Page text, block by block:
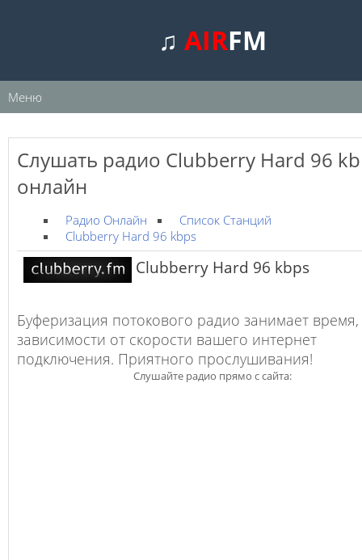
♫AIRFM
Меню
Слушать радио Clubberry Hard 96
онлайн
Радио Онлайн
Список Станций
Clubberry Hard 96 kbps
Clubberry Hard 96 kbps
Буферизация потокового радио занимает время,
зависимости от скорости вашего интернет
подключения. Приятного прослушивания!
Слушайте радио прямо с сайта: